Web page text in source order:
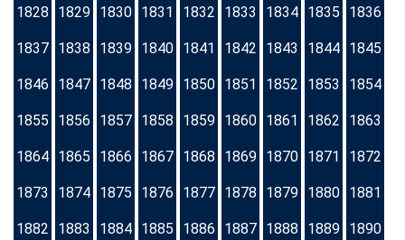
1828 1829 1830 1831 1832 1833 1834 1835 1836
1837 1838 1839 1840 1841 1842 1843 1844 1845
1846 1847 1848 1849 1850 1851 1852 1853 1854
1855 1856 1857 1858 1859 1860 1861 1862 1863
1864 1865 1866 1867 1868 1869 1870 1871 1872
1873 1874 1875 1876 1877 1878 1879 1880 1881
1882 1883 1884 1885 1886 1887 1888 1889 1890